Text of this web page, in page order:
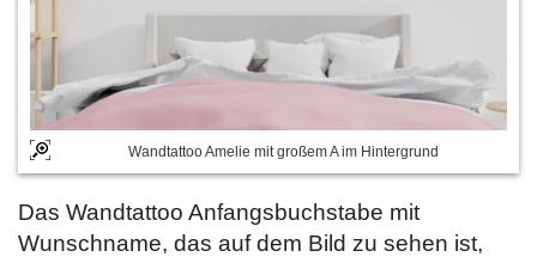
Wandtattoo Amelie mit großem A im Hintergrund
Das Wandtattoo Anfangsbuchstabe mit
Wunschname, das auf dem Bild zu sehen ist,